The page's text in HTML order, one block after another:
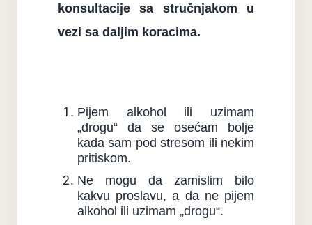
konsultacije sa stručnjakom u
vezi sa daljim koracima.
Pijem alkohol ili uzimam
„drogu“ da se osećam bolje
kada sam pod stresom ili nekim
pritiskom.
Ne mogu da zamislim bilo
kakvu proslavu, a da ne pijem
alkohol ili uzimam „drogu“.